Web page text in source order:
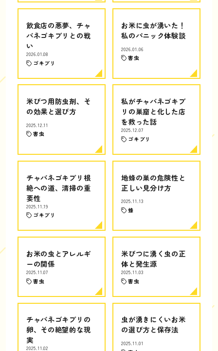
飲食店の悪夢、チャ
バネゴキブリとの戦
い
2026.01.08
ゴキブリ
お米に虫が湧いた！
私のパニック体験談
2026.01.06
害虫
米びつ用防虫剤、そ
の効果と選び方
2025.12.11
害虫
私がチャバネゴキブ
リの巣窟と化した店
を救った話
2025.12.07
ゴキブリ
チャバネゴキブリ根
絶への道、清掃の重
要性
2025.11.19
ゴキブリ
地蜂の巣の危険性と
正しい見分け方
2025.11.13
蜂
お米の虫とアレルギ
ーの関係
2025.11.07
害虫
米びつに湧く虫の正
体と発生源
2025.11.03
害虫
チャバネゴキブリの
卵、その絶望的な現
実
2025.11.02
虫が湧きにくいお米
の選び方と保存法
2025.11.01